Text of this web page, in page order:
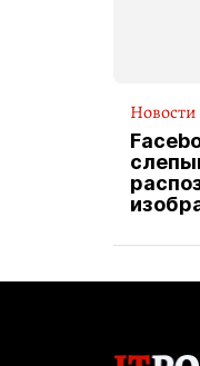
Новости